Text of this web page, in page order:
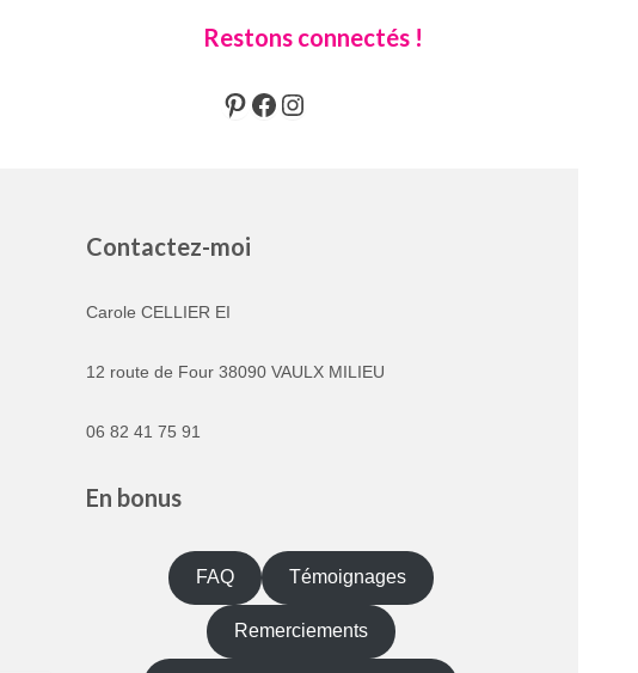
Restons connectés !
Pinterest
Facebook
Instagram
Contactez-moi
Carole CELLIER EI
12 route de Four 38090 VAULX MILIEU
06 82 41 75 91
En bonus
FAQ Témoignages
Remerciements